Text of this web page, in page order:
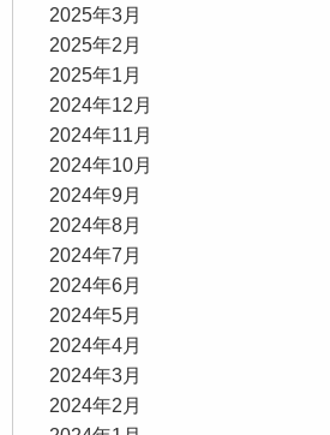
2025年3月
2025年2月
2025年1月
2024年12月
2024年11月
2024年10月
2024年9月
2024年8月
2024年7月
2024年6月
2024年5月
2024年4月
2024年3月
2024年2月